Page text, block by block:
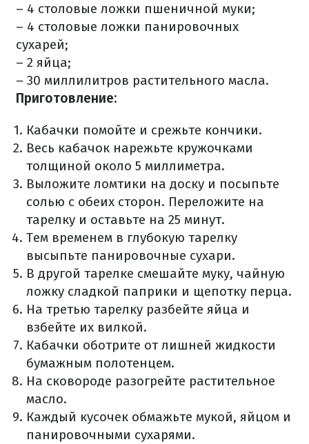
– 4 столовые ложки пшеничной муки;
– 4 столовые ложки панировочных
сухарей;
– 2 яйца;
– 30 миллилитров растительного масла.
Приготовление:
Кабачки помойте и срежьте кончики.
Весь кабачок нарежьте кружочками
толщиной около 5 миллиметра.
Выложите ломтики на доску и посыпьте
солью с обеих сторон. Переложите на
тарелку и оставьте на 25 минут.
Тем временем в глубокую тарелку
высыпьте панировочные сухари.
В другой тарелке смешайте муку, чайную
ложку сладкой паприки и щепотку перца.
На третью тарелку разбейте яйца и
взбейте их вилкой.
Кабачки оботрите от лишней жидкости
бумажным полотенцем.
На сковороде разогрейте растительное
масло.
Каждый кусочек обмажьте мукой, яйцом и
панировочными сухарями.